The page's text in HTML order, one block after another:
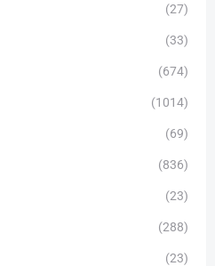
(27)
(33)
(674)
(1014)
(69)
(836)
(23)
(288)
(23)